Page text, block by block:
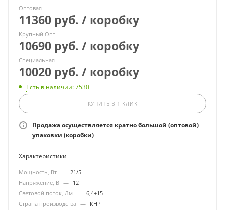
Оптовая
11360 руб. / коробку
Крупный Опт
10690 руб. / коробку
Специальная
10020 руб. / коробку
Есть в наличии: 7530
КУПИТЬ В 1 КЛИК
Продажа осуществляется кратно большой (оптовой)
упаковки (коробки)
Характеристики
Мощность, Вт — 21/5
Напряжение, В — 12
Световой поток, Лм — 6,4±15
Страна производства — КНР